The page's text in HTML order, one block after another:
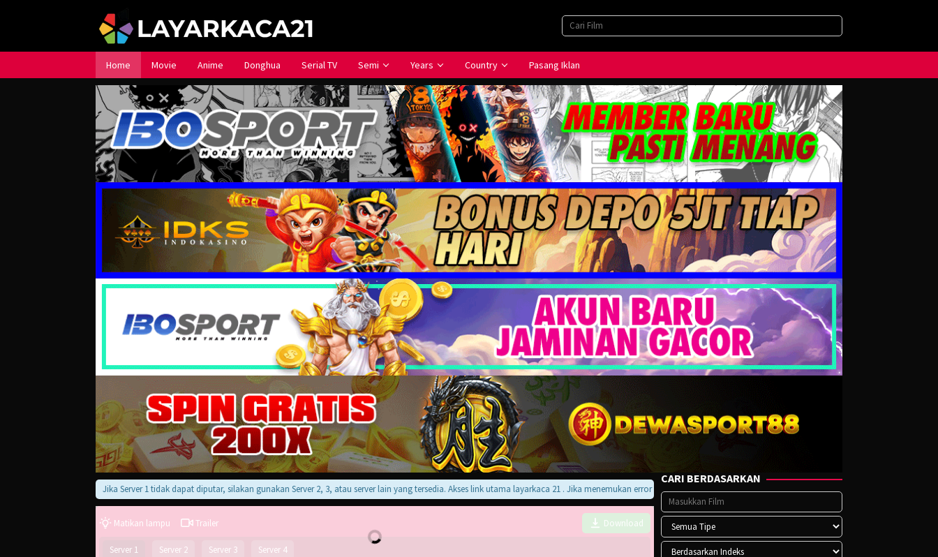
Home Movie Anime Donghua Serial TV Semi Years Country Pasang Iklan
Jika Server 1 tidak dapat diputar, silakan gunakan Server 2, 3, atau server lain yang tersedia. Akses link utama layarkaca 21 . Jika menemukan error pada player atau saat download, hubungi kami di Telegram.
Matikan lampu Trailer Download
Server 1 Server 2 Server 3 Server 4
CARI BERDASARKAN